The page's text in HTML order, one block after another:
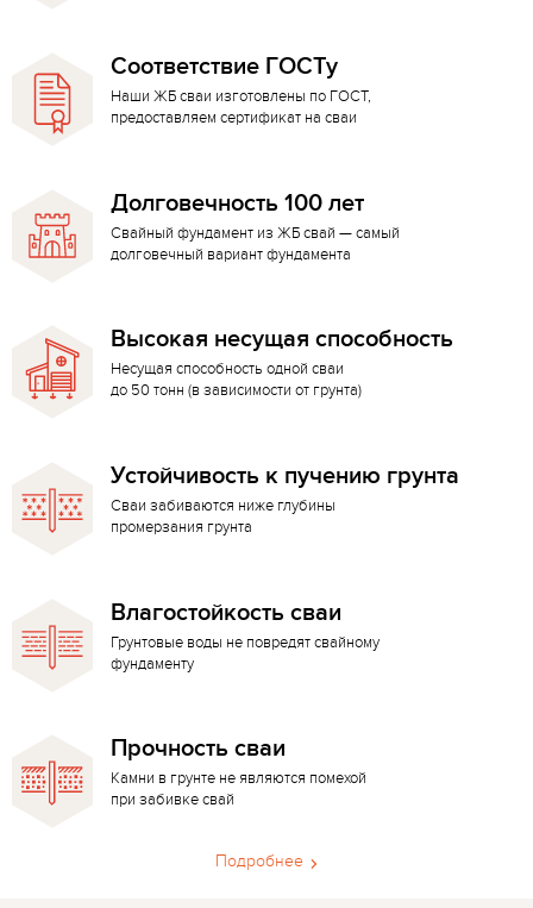
Соответствие ГОСТу
Наши ЖБ сваи изготовлены по ГОСТ,
предоставляем сертификат на сваи
Долговечность 100 лет
Свайный фундамент из ЖБ свай — самый
долговечный вариант фундамента
Высокая несущая способность
Несущая способность одной сваи
до 50 тонн (в зависимости от грунта)
Устойчивость к пучению грунта
Сваи забиваются ниже глубины
промерзания грунта
Влагостойкость сваи
Грунтовые воды не повредят свайному
фундаменту
Прочность сваи
Камни в грунте не являются помехой
при забивке свай
Подробнее